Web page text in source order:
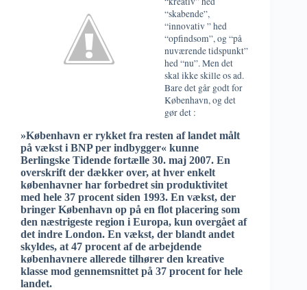
“skabende”,
“innovativ ” hed
“opfindsom”, og “på
nuværende tidspunkt”
hed “nu”. Men det
skal ikke skille os ad.
Bare det går godt for
København, og det
gør det :
»København er rykket fra resten af landet målt
på vækst i BNP per indbygger« kunne
Berlingske Tidende fortælle 30. maj 2007. En
overskrift der dækker over, at hver enkelt
københavner har forbedret sin produktivitet
med hele 37 procent siden 1993. En vækst, der
bringer København op på en flot placering som
den næstrigeste region i Europa, kun overgået af
det indre London. En vækst, der blandt andet
skyldes, at 47 procent af de arbejdende
københavnere allerede tilhører den kreative
klasse mod gennemsnittet på 37 procent for hele
landet.